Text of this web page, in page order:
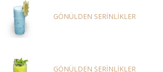
GÖNÜLDEN SERİNLİKLER
GÖNÜLDEN SERİNLİKLER